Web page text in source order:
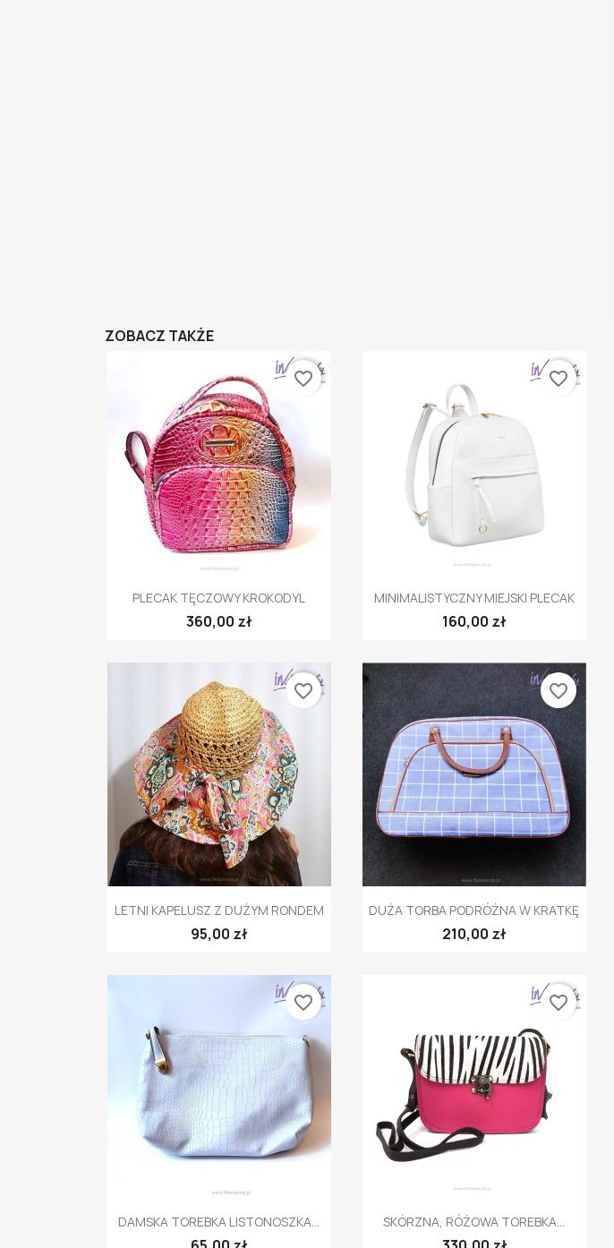
ZOBACZ TAKŻE
Szybki podgląd
PLECAK TĘCZOWY KROKODYL
360,00 zł
favorite_border
Szybki podgląd
MINIMALISTYCZNY MIEJSKI PLECAK
160,00 zł
favorite_border
Szybki podgląd
LETNI KAPELUSZ Z DUŻYM RONDEM
95,00 zł
favorite_border
Szybki podgląd
DUŻA TORBA PODRÓŻNA W KRATKĘ
210,00 zł
favorite_border
Szybki podgląd
DAMSKA TOREBKA LISTONOSZKA...
favorite_border
Szybki podgląd
SKÓRZNA, RÓŻOWA TOREBKA...
favorite_border